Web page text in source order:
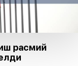
расмий